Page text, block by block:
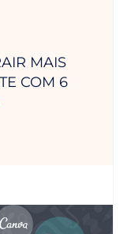
MAIS
COM 6